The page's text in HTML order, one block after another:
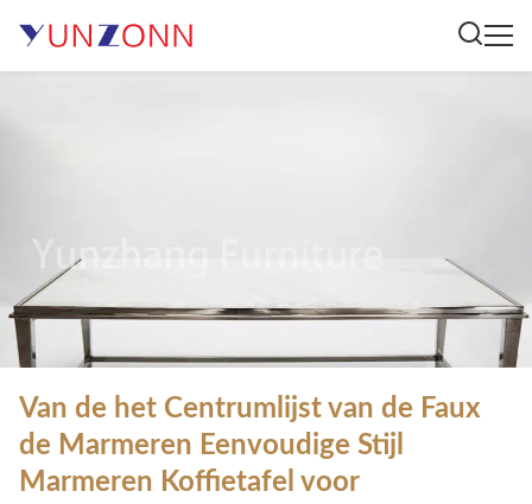
Van de het Centrumlijst van de Faux
de Marmeren Eenvoudige Stijl
Marmeren Koffietafel voor